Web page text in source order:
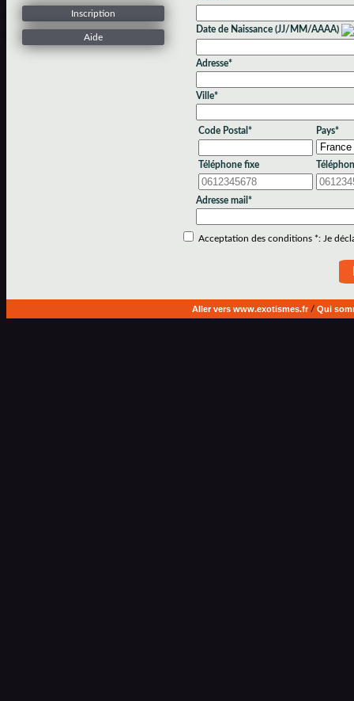
Inscription
Aide
Date de Naissance (JJ/MM/AAAA)
Adresse*
Ville*
Code Postal* Pays*
Téléphone fixe
Adresse mail*
Acceptation des conditions *: Je
Aller vers www.exotismes.fr/ Qui